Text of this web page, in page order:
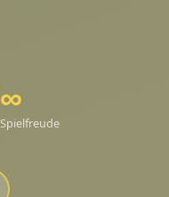
∞
Spielfreude